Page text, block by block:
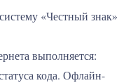
«Честный знак»
выполняется:
кода. Офлайн-